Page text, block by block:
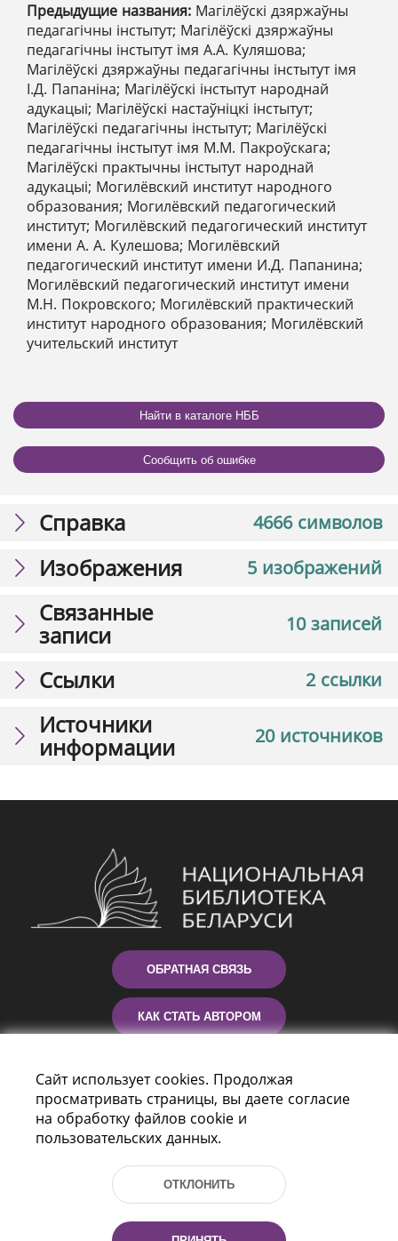
Предыдущие названия: Магілёўскі дзяржаўны
педагагічны інстытут; Магілёўскі дзяржаўны
педагагічны інстытут імя А.А. Куляшова;
Магілёўскі дзяржаўны педагагічны інстытут імя
І.Д. Папаніна; Магілёўскі інстытут народнай
адукацыі; Магілёўскі настаўніцкі інстытут;
Магілёўскі педагагічны інстытут; Магілёўскі
педагагічны інстытут імя М.М. Пакроўскага;
Магілёўскі практычны інстытут народнай
адукацыі; Могилёвский институт народного
образования; Могилёвский педагогический
институт; Могилёвский педагогический институт
имени А. А. Кулешова; Могилёвский
педагогический институт имени И.Д. Папанина;
Могилёвский педагогический институт имени
М.Н. Покровского; Могилёвский практический
институт народного образования; Могилёвский
учительский институт
Найти в каталоге НББ
Сообщить об ошибке
4666 символов
Справка
5 изображений
Изображения
10 записей
Связанные
записи
2 ссылки
Ссылки
20 источников
Источники
информации
ОБРАТНАЯ СВЯЗЬ
КАК СТАТЬ АВТОРОМ
ПОМОЩЬ
Сайт использует cookies. Продолжая
просматривать страницы, вы даете согласие
на обработку файлов cookie и
пользовательских данных.
ОТКЛОНИТЬ